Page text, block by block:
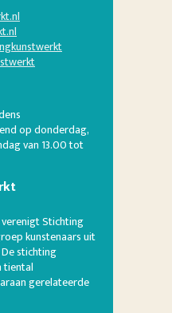
op donderdag,
van 13.00 tot
Stichting
kunstenaars uit
stichting
tiental
gerelateerde